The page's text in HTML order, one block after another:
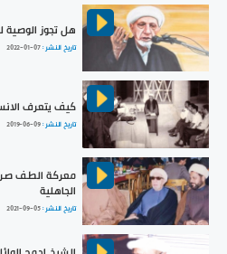
هل تجوز الوصية
تاريخ النشر :2022-01-07
كيف يتعرف
تاريخ النشر :2019-06-09
معركة الطف
الجاهلية
تاريخ النشر :2021-09-05